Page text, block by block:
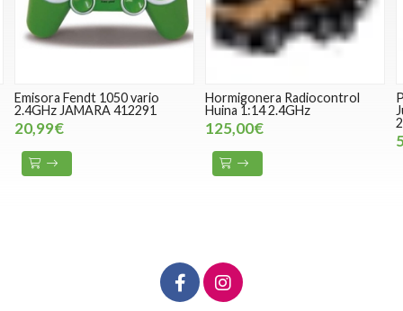
Emisora Fendt 1050 vario
2.4GHz JAMARA 412291
20,99€
Hormigonera Radiocontrol
Huina 1:14 2.4GHz
125,00€